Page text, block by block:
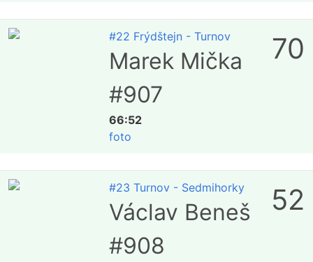
#22 Frýdštejn - Turnov
Marek Mička
#907
66:52
foto
70
#23 Turnov - Sedmihorky
Václav Beneš
#908
52